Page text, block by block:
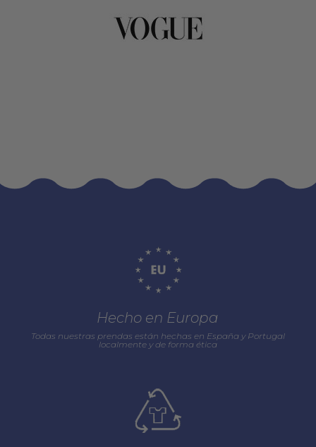
Hecho en Europa
Todas nuestras prendas están hechas en España y Portugal
localmente y de forma ética